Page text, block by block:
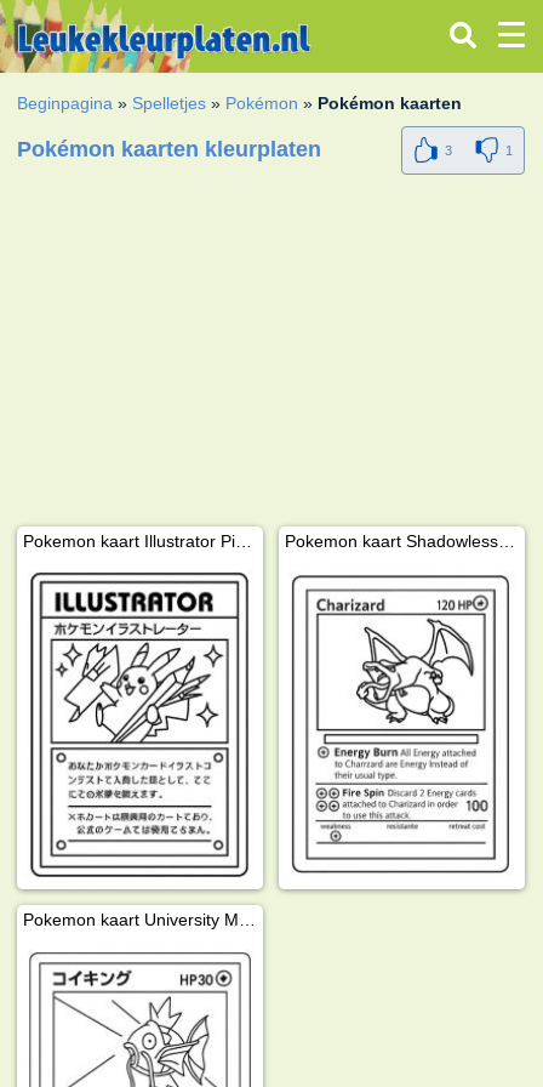
Beginpagina » Spelletjes » Pokémon » Pokémon kaarten
Pokémon kaarten kleurplaten 3 1